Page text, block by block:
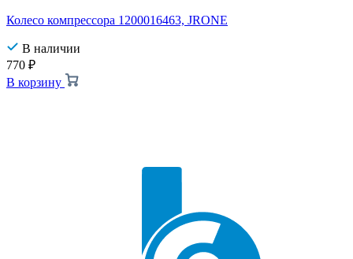
Колесо компрессора 1200016463, JRONE
В наличии
770 ₽
В корзину